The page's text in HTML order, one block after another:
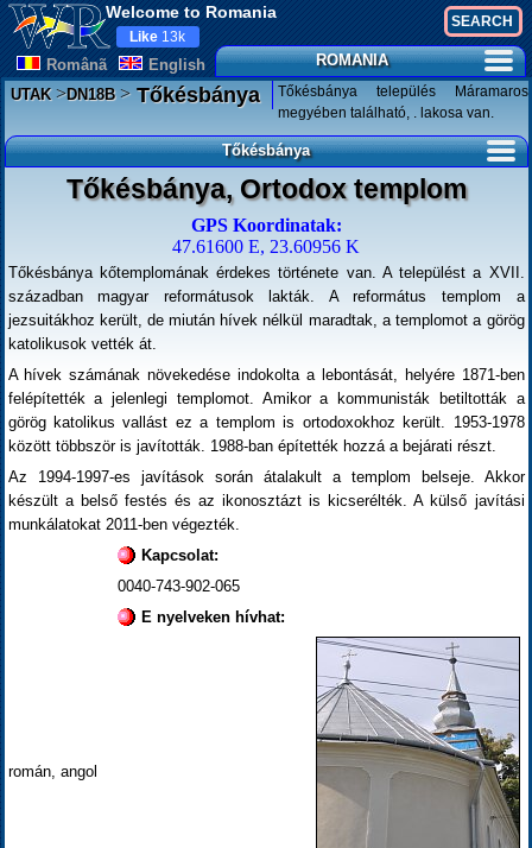
Welcome to Romania
Românã English
Like 13k
ROMANIA
UTAK>DN18B>Tőkésbánya
Tőkésbánya település Máramaros
megyében található, . lakosa van.
Tőkésbánya
Tőkésbánya, Ortodox templom
GPS Koordinatak:
47.61600 E, 23.60956 K
Tőkésbánya kőtemplomának érdekes története van. A települést a XVII.
században magyar reformátusok lakták. A református templom a
jezsuitákhoz került, de miután hívek nélkül maradtak, a templomot a görög
katolikusok vették át.
A hívek számának növekedése indokolta a lebontását, helyére 1871-ben
felépítették a jelenlegi templomot. Amikor a kommunisták betiltották a
görög katolikus vallást ez a templom is ortodoxokhoz került. 1953-1978
között többször is javították. 1988-ban építették hozzá a bejárati részt.
Az 1994-1997-es javítások során átalakult a templom belseje. Akkor
készült a belső festés és az ikonosztázt is kicserélték. A külső javítási
munkálatokat 2011-ben végezték.
Kapcsolat:
0040-743-902-065
E nyelveken hívhat:
román, angol